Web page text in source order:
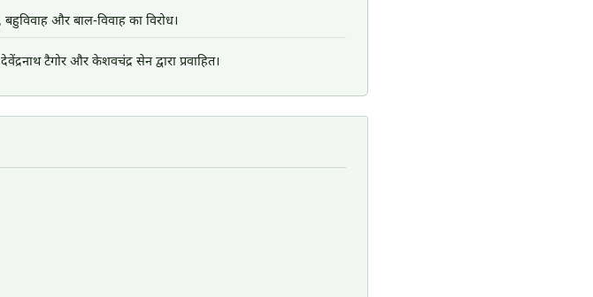
बहुविवाह और बाल-विवाह का विरोध।
टैगोर और केशवचंद्र सेन द्वारा प्रवाहित।